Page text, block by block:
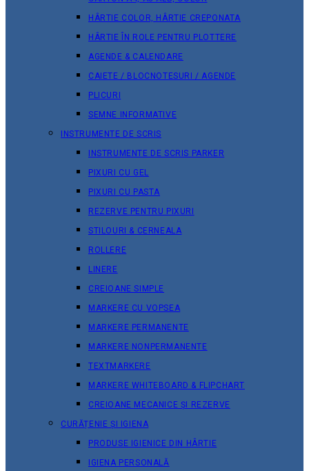
HÂRTIE COLOR, HÂRTIE CREPONATA
HÂRTIE ÎN ROLE PENTRU PLOTTERE
AGENDE & CALENDARE
CAIETE / BLOCNOTESURI / AGENDE
PLICURI
SEMNE INFORMATIVE
INSTRUMENTE DE SCRIS
INSTRUMENTE DE SCRIS PARKER
PIXURI CU GEL
PIXURI CU PASTA
REZERVE PENTRU PIXURI
STILOURI & СERNEALA
ROLLERE
LINERE
CREIOANE SIMPLE
MARKERE CU VOPSEA
MARKERE PERMANENTE
MARKERE NONPERMANENTE
TEXTMARKERE
MARKERE WHITEBOARD & FLIPCHART
CREIOANE MECANICE ȘI REZERVE
CURĂȚENIE ȘI IGIENA
PRODUSE IGIENICE DIN HÂRTIE
IGIENA PERSONALĂ